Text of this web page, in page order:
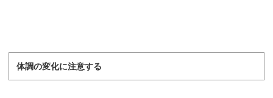
体調の変化に注意する